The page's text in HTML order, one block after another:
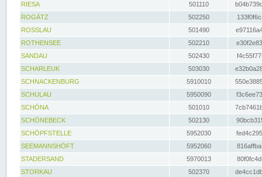
RIESA
501110
ROGÄTZ
502250
ROSSLAU
501490
ROTHENSEE
502210
SANDAU
502430
SCHARLEUK
503030
SCHNACKENBURG
5910010
SCHULAU
5950090
SCHÖNA
501010
SCHÖNEBECK
502130
SCHÖPFSTELLE
5952030
SEEMANNSHÖFT
5952060
STADERSAND
5970013
STORKAU
502370